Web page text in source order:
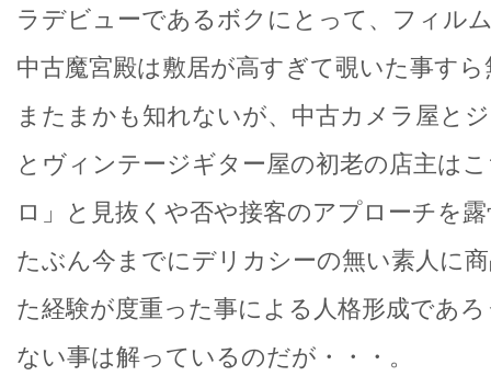
ラデビューであるボクにとって、フィル
中古魔宮殿は敷居が高すぎて覗いた事す
またまかも知れないが、中古カメラ屋と
とヴィンテージギター屋の初老の店主は
ロ」と見抜くや否や接客のアプローチを
たぶん今までにデリカシーの無い素人に
た経験が度重った事による人格形成であ
ない事は解っているのだが・・・。